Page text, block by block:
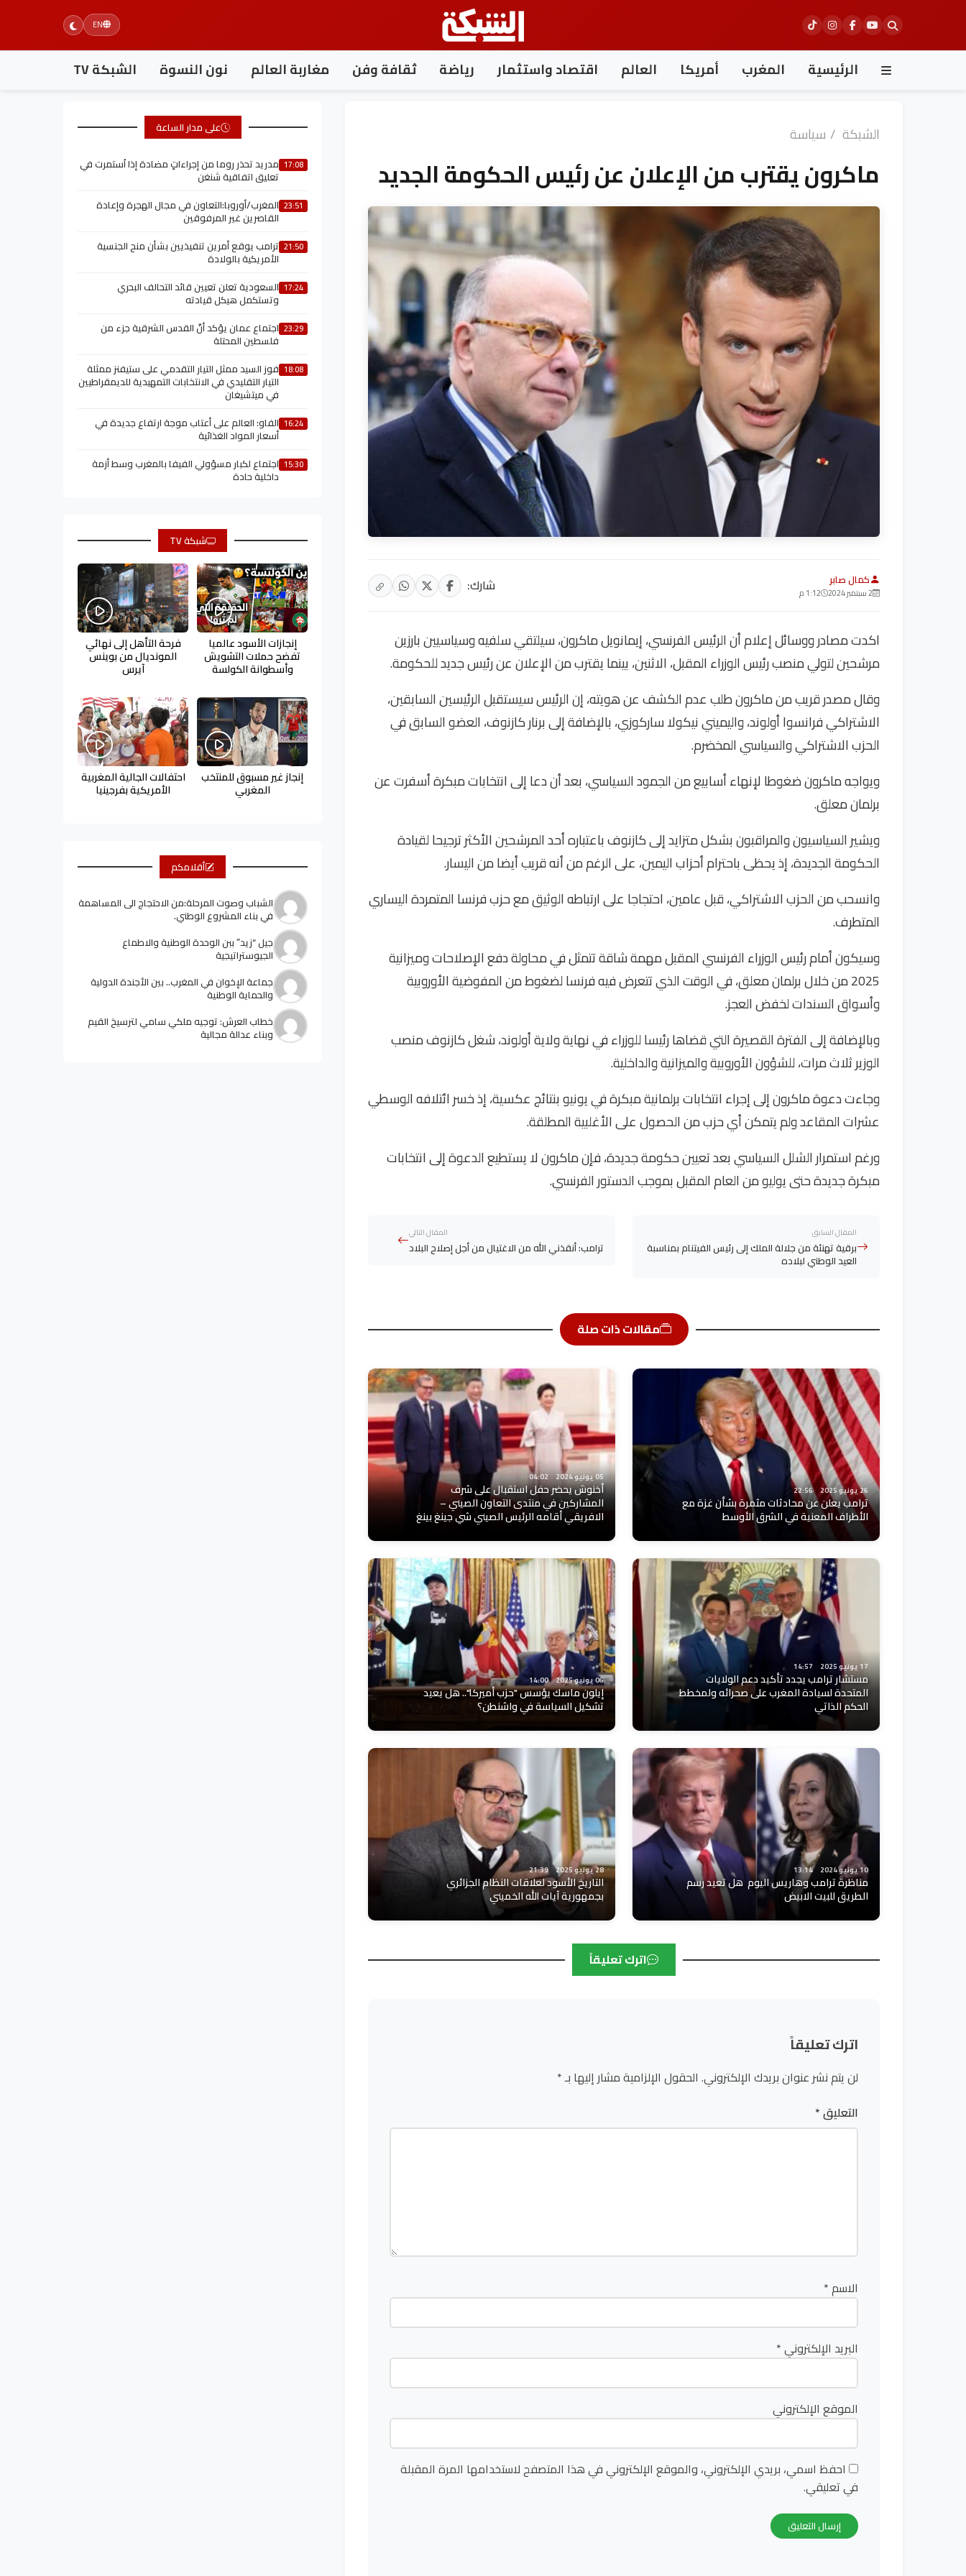
EN
الرئيسية المغرب أمريكا العالم اقتصاد واستثمار رياضة ثقافة وفن مغاربة العالم نون النسوة الشبكة TV
الشبكة / سياسة
ماكرون يقترب من الإعلان عن رئيس الحكومة الجديد
كمال صابر
2 سبتمبر 2024 1:12 م شارك:
اكدت مصادر ووسائل إعلام أن الرئيس الفرنسي، إيمانويل ماكرون، سيلتقي سلفيه وسياسيين بارزين
مرشحين لتولي منصب رئيس الوزراء المقبل، الاثنين، بينما يقترب من الإعلان عن رئيس جديد للحكومة.
وقال مصدر قريب من ماكرون طلب عدم الكشف عن هويته، إن الرئيس سيستقبل الرئيسين السابقين،
الاشتراكي فرانسوا أولوند، واليميني نيكولا ساركوزي، بالإضافة إلى برنار كازنوف، العضو السابق في
الحزب الاشتراكي والسياسي المخضرم.
ويواجه ماكرون ضغوطا لإنهاء أسابيع من الجمود السياسي، بعد أن دعا إلى انتخابات مبكرة أسفرت عن
برلمان معلق.
ويشير السياسيون والمراقبون بشكل متزايد إلى كازنوف باعتباره أحد المرشحين الأكثر ترجيحا لقيادة
الحكومة الجديدة، إذ يحظى باحترام أحزاب اليمين، على الرغم من أنه قريب أيضا من اليسار.
وانسحب من الحزب الاشتراكي، قبل عامين، احتجاجا على ارتباطه الوثيق مع حزب فرنسا المتمردة اليساري
المتطرف.
وسيكون أمام رئيس الوزراء الفرنسي المقبل مهمة شاقة تتمثل في محاولة دفع الإصلاحات وميزانية
2025 من خلال برلمان معلق، في الوقت الذي تتعرض فيه فرنسا لضغوط من المفوضية الأوروبية
وأسواق السندات لخفض العجز.
وبالإضافة إلى الفترة القصيرة التي قضاها رئيسا للوزراء في نهاية ولاية أولوند، شغل كازنوف منصب
الوزير ثلاث مرات، للشؤون الأوروبية والميزانية والداخلية.
وجاءت دعوة ماكرون إلى إجراء انتخابات برلمانية مبكرة في يونيو بنتائج عكسية، إذ خسر ائتلافه الوسطي
عشرات المقاعد ولم يتمكن أي حزب من الحصول على الأغلبية المطلقة.
ورغم استمرار الشلل السياسي بعد تعيين حكومة جديدة، فإن ماكرون لا يستطيع الدعوة إلى انتخابات
مبكرة جديدة حتى يوليو من العام المقبل بموجب الدستور الفرنسي.
المقال السابق
برقية تهنئة من جلالة الملك إلى رئيس الفيتنام بمناسبة
العيد الوطني لبلاده
المقال التالي
ترامب: أنقذني الله من الاغتيال من أجل إصلاح البلاد
مقالات ذات صلة
26 يونيو 2025 22:56
ترامب يعلن عن محادثات مثمرة بشأن غزة مع
الأطراف المعنية في الشرق الأوسط
05 يونيو 2024 04:02
أخنوش يحضر حفل استقبال على شرف
المشاركين في منتدى التعاون الصيني –
الافريقي أقامه الرئيس الصيني شي جينغ بينغ
17 يونيو 2025 14:57
مستشار ترامب يجدد تأكيد دعم الولايات
المتحدة لسيادة المغرب على صحرائه ولمخطط
الحكم الذاتي
06 يونيو 2025 14:00
إيلون ماسك يؤسس "حزب أميركا".. هل يعيد
تشكيل السياسة في واشنطن؟
10 يونيو 2024 13:14
مناظرة ترامب وهاريس اليوم هل تعيد رسم
الطريق للبيت الابيض
28 يونيو 2025 21:39
التاريخ الأسود لعلاقات النظام الجزائري
بجمهورية آيات الله الخميني
اترك تعليقاً
اترك تعليقاً
لن يتم نشر عنوان بريدك الإلكتروني. الحقول الإلزامية مشار إليها بـ*
التعليق*
الاسم*
البريد الإلكتروني*
الموقع الإلكتروني
احفظ اسمي، بريدي الإلكتروني، والموقع الإلكتروني في هذا المتصفح لاستخدامها المرة المقبلة
في تعليقي.
على مدار الساعة
17:08 مدريد تحذر روما من إجراءاتٍ مضادة إذا اُستمرت في
تعليق اتفاقية شنغن
23:51 المغرب/أوروبا:التعاون في مجال الهجرة وإعادة
القاصرين غير المرفوقين
21:50 ترامب يوقع أمرين تنفيذيين بشأن منح الجنسية
الأمريكية بالولادة
17:24 السعودية تعلن تعيين قائد التحالف البحري
وتستكمل هيكل قيادته
23:29 اجتماع عمان يؤكد أنّ القدس الشرقية جزء من
فلسطين المحتلة
18:08 فوز السيد ممثل التيار التقدمي على ستيفنز ممثلة
التيار التقليدي في الانتخابات التمهيدية للديمقراطيين
في ميتشيغان
16:24 الفاو: العالم على أعتاب موجة ارتفاع جديدة في
أسعار المواد الغذائية
15:30 اجتماع لكبار مسؤولي الفيفا بالمغرب وسط أزمة
داخلية حادة
شبكة TV
إنجازات الأسود عالميا
تفضح حملات التشويش
وأسطوانة الكولسة
فرحة التأهل إلى نهائي
المونديال من بوينس
آيرس
إنجاز غير مسبوق للمنتخب
المغربي
احتفالات الجالية المغربية
الأمريكية بفرجينيا
أقلامكم
الشباب وصوت المرحلة:من الاحتجاج الى المساهمة
في بناء المشروع الوطني.
جيل “زيد” ببن الوحدة الوطنية والاطماع
الجيوستراتيجية
جماعة الإخوان في المغرب.. بين الأجندة الدولية
والحماية الوطنية
خطاب العرش: توجيه ملكي سامي لترسيخ القيم
وبناء عدالة مجالية